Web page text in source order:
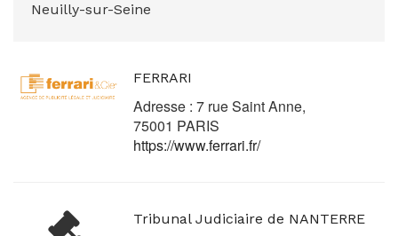
Neuilly-sur-Seine
FERRARI
Adresse : 7 rue Saint Anne,
75001 PARIS
https://www.ferrari.fr/
Tribunal Judiciaire de NANTERRE